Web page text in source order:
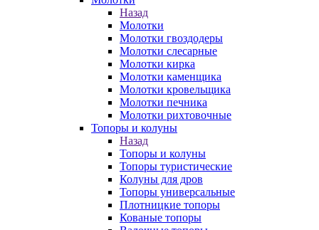
Назад
Молотки
Молотки гвоздодеры
Молотки слесарные
Молотки кирка
Молотки каменщика
Молотки кровельщика
Молотки печника
Молотки рихтовочные
Топоры и колуны
Назад
Топоры и колуны
Топоры туристические
Колуны для дров
Топоры универсальные
Плотницкие топоры
Кованые топоры